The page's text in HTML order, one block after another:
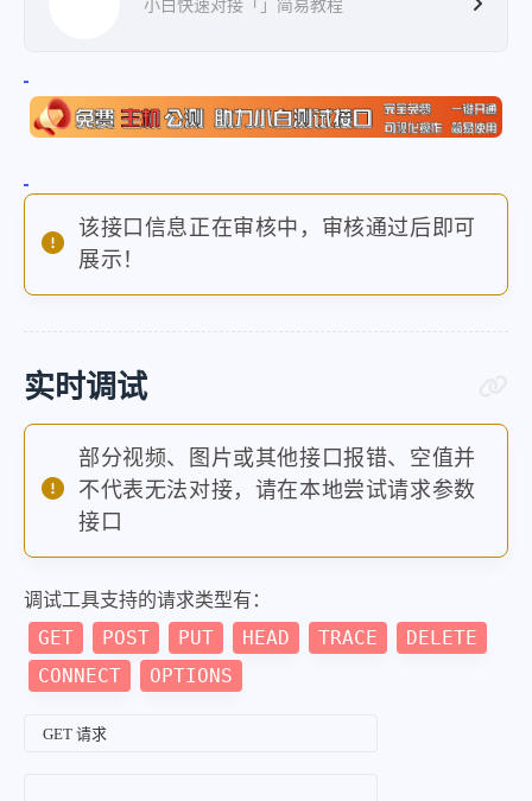
小白快速对接「」简易教程
该接口信息正在审核中，审核通过后即可
展示！
实时调试
部分视频、图片或其他接口报错、空值并
不代表无法对接，请在本地尝试请求参数
接口
调试工具支持的请求类型有：
GET POST PUT HEAD TRACE
DELETE
CONNECT
OPTIONS